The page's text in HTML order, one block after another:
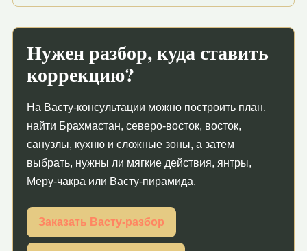
Нужен разбор, куда ставить
коррекцию?
На Васту-консультации можно построить план,
найти Брахмастан, северо-восток, восток,
санузлы, кухню и сложные зоны, а затем
выбрать, нужны ли мягкие действия, янтры,
Меру-чакра или Васту-пирамида.
Заказать Васту-разбор